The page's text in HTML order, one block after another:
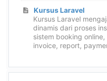
Kursus Laravel
Kursus Laravel
dinamis dari proses
sistem booking
invoice, report,